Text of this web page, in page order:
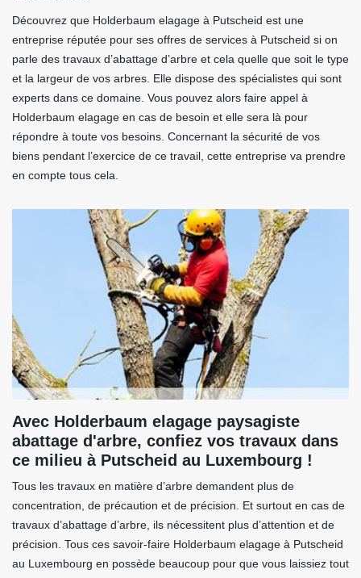
Découvrez que Holderbaum elagage à Putscheid est une
entreprise réputée pour ses offres de services à Putscheid si on
parle des travaux d’abattage d’arbre et cela quelle que soit le type
et la largeur de vos arbres. Elle dispose des spécialistes qui sont
experts dans ce domaine. Vous pouvez alors faire appel à
Holderbaum elagage en cas de besoin et elle sera là pour
répondre à toute vos besoins. Concernant la sécurité de vos
biens pendant l’exercice de ce travail, cette entreprise va prendre
en compte tous cela.
Avec Holderbaum elagage paysagiste
abattage d'arbre, confiez vos travaux dans
ce milieu à Putscheid au Luxembourg !
Tous les travaux en matière d’arbre demandent plus de
concentration, de précaution et de précision. Et surtout en cas de
travaux d’abattage d’arbre, ils nécessitent plus d’attention et de
précision. Tous ces savoir-faire Holderbaum elagage à Putscheid
au Luxembourg en possède beaucoup pour que vous laissiez tout